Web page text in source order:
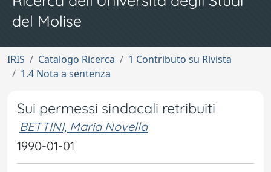
del Molise
IRIS Catalogo Ricerca
1 Contributo su Rivista
1.4 Nota a sentenza
Sui permessi sindacali retribuiti
BETTINI, Maria Novella
1990-01-01